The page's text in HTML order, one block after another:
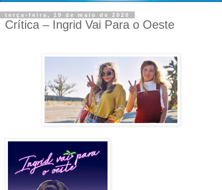
terça-feira, 19 de maio de 2020
Crítica – Ingrid Vai Para o Oeste